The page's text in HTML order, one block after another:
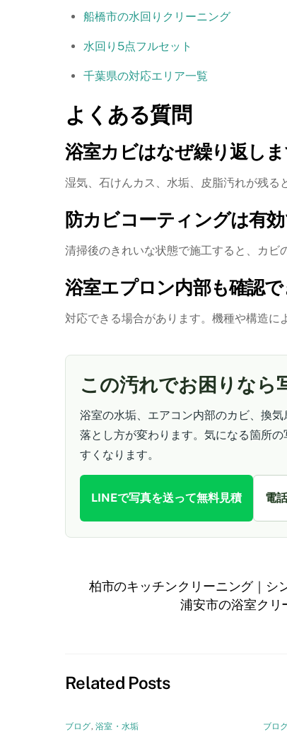
船橋市の水回りクリーニング
水回り5点フルセット
千葉県の対応エリア一覧
よくある質問
浴室カビはなぜ繰り返しま
湿気、石けんカス、水垢、皮脂汚れが残る
防カビコーティングは有
清掃後のきれいな状態で施工すると、カビ
浴室エプロン内部も確認
対応できる場合があります。機種や構造に
この汚れでお困りなら
浴室の水垢、エアコン内部のカビ、換
落とし方が変わります。気になる箇所
すくなります。
LINEで写真を送って無料見積 電
柏市のキッチンクリーニング｜シ
浦安市の浴室クリ
Related Posts
ブログ,浴室・水垢 ブロ